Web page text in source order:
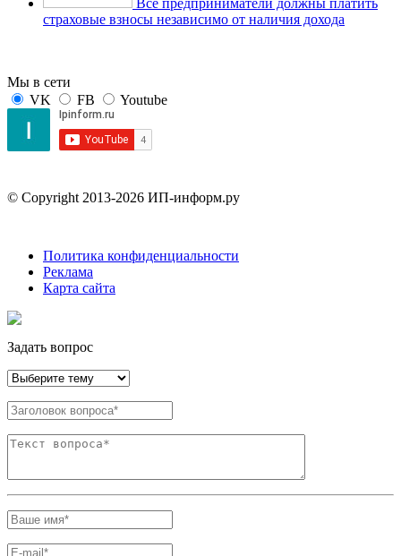
страховые взносы независимо от наличия дохода
Мы в сети
VK
FB Youtube
© Copyright 2013-2026 ИП-информ.ру
Политика конфиденциальности
Реклама
Карта сайта
Задать вопрос